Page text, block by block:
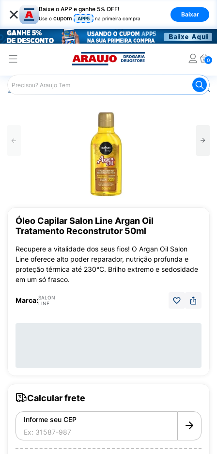
× Baixe o APP e ganhe 5% OFF!
Use o cupom APP5 na primeira compra
Baixar
0
Araujo Cabelo Óleo
Óleo Capilar Salon Line Argan Oil
Tratamento Reconstrutor 50ml
Recupere a vitalidade dos seus fios! O Argan Oil Salon
Line oferece alto poder reparador, nutrição profunda e
proteção térmica até 230°C. Brilho extremo e sedosidade
em um só frasco.
Marca:SALON
LINE
Calcular frete
Informe seu CEP